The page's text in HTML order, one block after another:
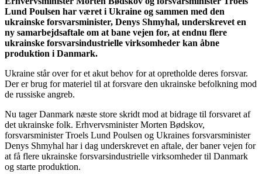
Lund Poulsen har været i Ukraine og sammen med den
ukrainske forsvarsminister, Denys Shmyhal, underskrevet en
ny samarbejdsaftale om at bane vejen for, at endnu flere
ukrainske forsvarsindustrielle virksomheder kan åbne
produktion i Danmark.
Ukraine står over for et akut behov for at opretholde deres forsvar.
Der er brug for materiel til at forsvare den ukrainske befolkning mod
de russiske angreb.
Nu tager Danmark næste store skridt mod at bidrage til forsvaret af
det ukrainske folk. Erhvervsminister Morten Bødskov,
forsvarsminister Troels Lund Poulsen og Ukraines forsvarsminister
Denys Shmyhal har i dag underskrevet en aftale, der baner vejen for
at få flere ukrainske forsvarsindustrielle virksomheder til Danmark
og starte produktion.